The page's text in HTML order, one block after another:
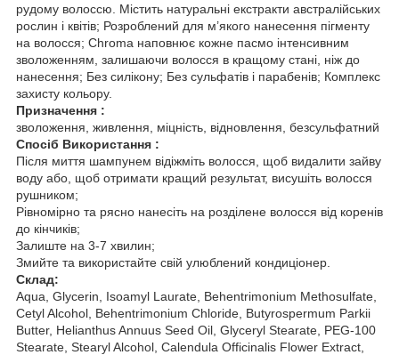
рудому волоссю. Містить натуральні екстракти австралійських
рослин і квітів; Розроблений для м’якого нанесення пігменту
на волосся; Chroma наповнює кожне пасмо інтенсивним
зволоженням, залишаючи волосся в кращому стані, ніж до
нанесення; Без силікону; Без сульфатів і парабенів; Комплекс
захисту кольору.
Призначення :
зволоження, живлення, міцність, відновлення, безсульфатний
Спосіб Використання :
Після миття шампунем відіжміть волосся, щоб видалити зайву
воду або, щоб отримати кращий результат, висушіть волосся
рушником;
Рівномірно та рясно нанесіть на розділене волосся від коренів
до кінчиків;
Залиште на 3-7 хвилин;
Змийте та використайте свій улюблений кондиціонер.
Склад:
Aqua, Glycerin, Isoamyl Laurate, Behentrimonium Methosulfate,
Cetyl Alcohol, Behentrimonium Chloride, Butyrospermum Parkii
Butter, Helianthus Annuus Seed Oil, Glyceryl Stearate, PEG-100
Stearate, Stearyl Alcohol, Calendula Officinalis Flower Extract,